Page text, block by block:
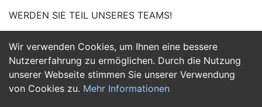
Wir verwenden Cookies, um Ihnen eine bessere
Nutzererfahrung zu ermöglichen. Durch die Nutzung
unserer Webseite stimmen Sie unserer Verwendung
von Cookies zu. Mehr Informationen
WERDEN SIE TEIL UNSERES TEAMS!
Jetzt Bewerben